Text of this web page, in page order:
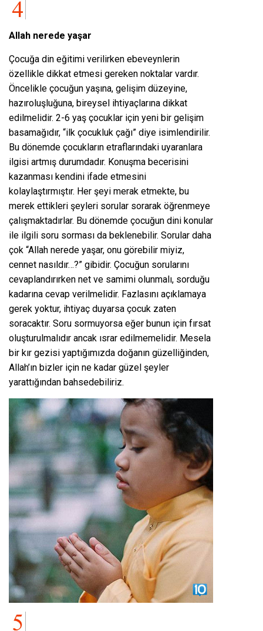
Allah nerede yaşar
Çocuğa din eğitimi verilirken ebeveynlerin
özellikle dikkat etmesi gereken noktalar vardır.
Öncelikle çocuğun yaşına, gelişim düzeyine,
hazıroluşluğuna, bireysel ihtiyaçlarına dikkat
edilmelidir. 2-6 yaş çocuklar için yeni bir gelişim
basamağıdır, “ilk çocukluk çağı” diye isimlendirilir.
Bu dönemde çocukların etraflarındaki uyaranlara
ilgisi artmış durumdadır. Konuşma becerisini
kazanması kendini ifade etmesini
kolaylaştırmıştır. Her şeyi merak etmekte, bu
merek ettikleri şeyleri sorular sorarak öğrenmeye
çalışmaktadırlar. Bu dönemde çocuğun dini konular
ile ilgili soru sorması da beklenebilir. Sorular daha
çok “Allah nerede yaşar, onu görebilir miyiz,
cennet nasıldır…?” gibidir. Çocuğun sorularını
cevaplandırırken net ve samimi olunmalı, sorduğu
kadarına cevap verilmelidir. Fazlasını açıklamaya
gerek yoktur, ihtiyaç duyarsa çocuk zaten
soracaktır. Soru sormuyorsa eğer bunun için fırsat
oluşturulmalıdır ancak ısrar edilmemelidir. Mesela
bir kır gezisi yaptığımızda doğanın güzelliğinden,
Allah’ın bizler için ne kadar güzel şeyler
yarattığından bahsedebiliriz.